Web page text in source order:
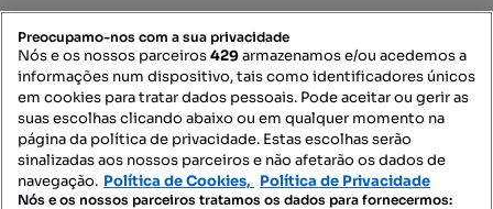
Mapa do Site
Contacte-nos
Preocupamo-nos com a sua privacidade
Nós e os nossos parceiros429armazenamos e/ou acedemos a
informações num dispositivo, tais como identificadores únicos
em cookies para tratar dados pessoais. Pode aceitar ou gerir as
suas escolhas clicando abaixo ou em qualquer momento na
página da política de privacidade. Estas escolhas serão
sinalizadas aos nossos parceiros e não afetarão os dados de
navegação. Política de Cookies, Política de Privacidade
Nós e os nossos parceiros tratamos os dados para fornecermos: